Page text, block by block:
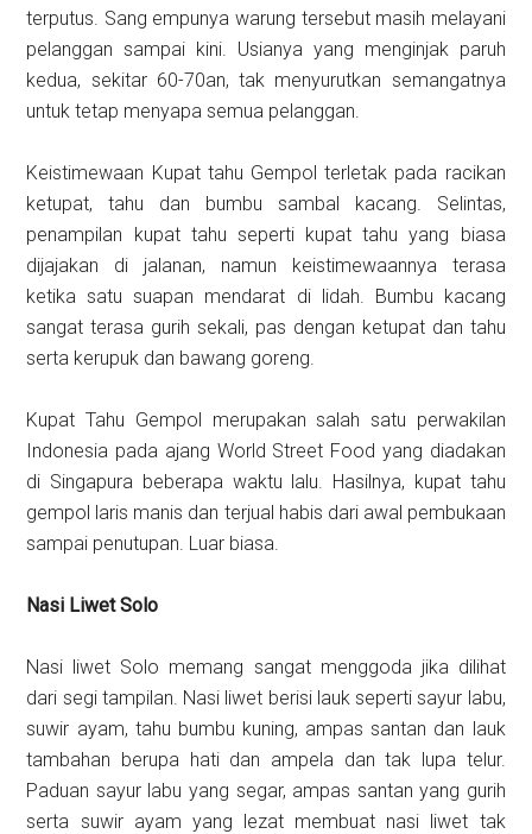
terputus. Sang empunya warung tersebut masih melayani
pelanggan sampai kini. Usianya yang menginjak paruh
kedua, sekitar 60-70an, tak menyurutkan semangatnya
untuk tetap menyapa semua pelanggan.
Keistimewaan Kupat tahu Gempol terletak pada racikan
ketupat, tahu dan bumbu sambal kacang. Selintas,
penampilan kupat tahu seperti kupat tahu yang biasa
dijajakan di jalanan, namun keistimewaannya terasa
ketika satu suapan mendarat di lidah. Bumbu kacang
sangat terasa gurih sekali, pas dengan ketupat dan tahu
serta kerupuk dan bawang goreng.
Kupat Tahu Gempol merupakan salah satu perwakilan
Indonesia pada ajang World Street Food yang diadakan
di Singapura beberapa waktu lalu. Hasilnya, kupat tahu
gempol laris manis dan terjual habis dari awal pembukaan
sampai penutupan. Luar biasa.
Nasi Liwet Solo
Nasi liwet Solo memang sangat menggoda jika dilihat
dari segi tampilan. Nasi liwet berisi lauk seperti sayur labu,
suwir ayam, tahu bumbu kuning, ampas santan dan lauk
tambahan berupa hati dan ampela dan tak lupa telur.
Paduan sayur labu yang segar, ampas santan yang gurih
serta suwir ayam yang lezat membuat nasi liwet tak